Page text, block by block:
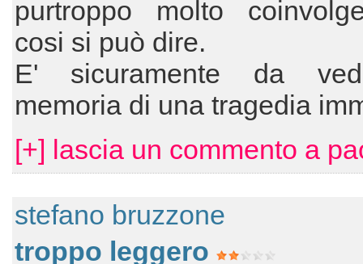
purtroppo molto
cosi si può dire.
E' sicuramente da
memoria di una tragedia
[+] lascia un commento a
stefano bruzzone
troppo leggero